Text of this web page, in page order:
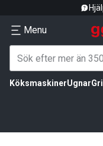
Menu
KöksmaskinerUgnar